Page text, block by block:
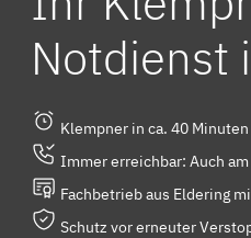
Notdienst
Klempner in ca. 40
Immer erreichbar: Auch
Fachbetrieb aus Eldering
Schutz vor erneuter